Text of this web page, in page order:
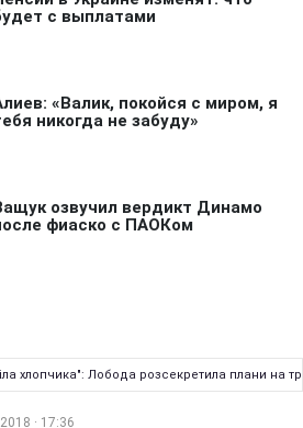
хлопчика": Лобода розсекретила плани на
· 17:36